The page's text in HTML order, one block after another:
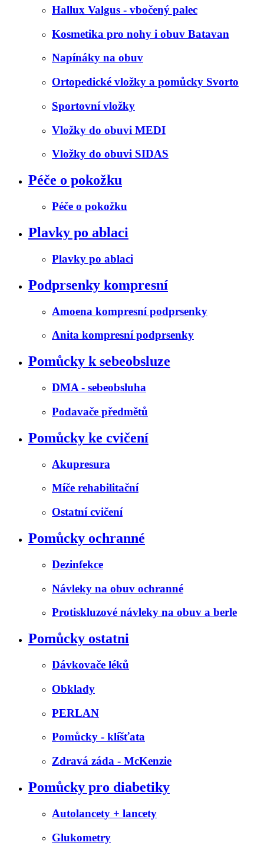
Hallux Valgus - vbočený palec
Kosmetika pro nohy i obuv Batavan
Napínáky na obuv
Ortopedické vložky a pomůcky Svorto
Sportovní vložky
Vložky do obuvi MEDI
Vložky do obuvi SIDAS
Péče o pokožku
Péče o pokožku
Plavky po ablaci
Plavky po ablaci
Podprsenky kompresní
Amoena kompresní podprsenky
Anita kompresní podprsenky
Pomůcky k sebeobsluze
DMA - sebeobsluha
Podavače předmětů
Pomůcky ke cvičení
Akupresura
Míče rehabilitační
Ostatní cvičení
Pomůcky ochranné
Dezinfekce
Návleky na obuv ochranné
Protiskluzové návleky na obuv a berle
Pomůcky ostatni
Dávkovače léků
Obklady
PERLAN
Pomůcky - klíšťata
Zdravá záda - McKenzie
Pomůcky pro diabetiky
Autolancety + lancety
Glukometry